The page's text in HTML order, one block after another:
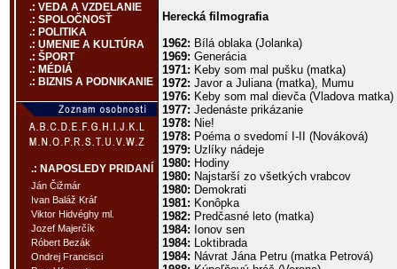
.: VEDA A VZDELANIE
.: SPOLOČNOSŤ
.: POLITIKA
.: UMENIE A KULTÚRA
.: ŠPORT
.: MÉDIÁ
.: BIZNIS A PODNIKANIE
.: NAPOSLEDY PRIDANÍ
Ján Čižmár
Ivan Baláž Kráľ
Viktor Hidvéghy ml.
Jozef Majerčík
Róbert Bezák
Ondrej Francisci
Herecká filmografia
1962: Bílá oblaka (Jolanka)
1969: Generácia
1971: Keby som mal pušku (matka)
1972: Javor a Juliana (matka), Mumu
1976: Keby som mal dievča (Vladova matka)
1977: Jedenáste prikázanie
1978: Nie!
1978: Poéma o svedomí I-II (Nováková)
1979: Uzlíky nádeje
1980: Hodiny
1980: Najstarší zo všetkých vrabcov
1980: Demokrati
1981: Konôpka
1982: Predčasné leto (matka)
1984: Ionov sen
1984: Loktibrada
1984: Návrat Jána Petru (matka Petrová)